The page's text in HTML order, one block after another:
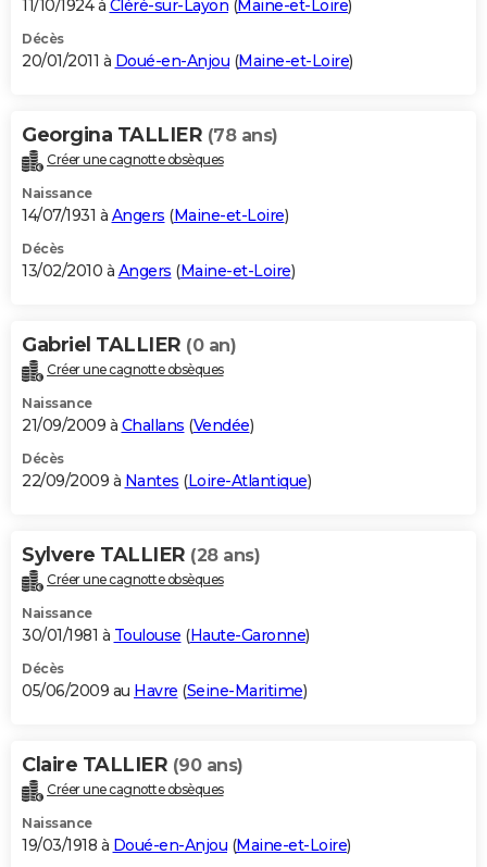
11/10/1924 à Cléré-sur-Layon (Maine-et-Loire)
Décès
20/01/2011 à Doué-en-Anjou (Maine-et-Loire)
Georgina TALLIER (78 ans)
Créer une cagnotte obsèques
Naissance
14/07/1931 à Angers (Maine-et-Loire)
Décès
13/02/2010 à Angers (Maine-et-Loire)
Gabriel TALLIER (0 an)
Créer une cagnotte obsèques
Naissance
21/09/2009 à Challans (Vendée)
Décès
22/09/2009 à Nantes (Loire-Atlantique)
Sylvere TALLIER (28 ans)
Créer une cagnotte obsèques
Naissance
30/01/1981 à Toulouse (Haute-Garonne)
Décès
05/06/2009 au Havre (Seine-Maritime)
Claire TALLIER (90 ans)
Créer une cagnotte obsèques
Naissance
19/03/1918 à Doué-en-Anjou (Maine-et-Loire)